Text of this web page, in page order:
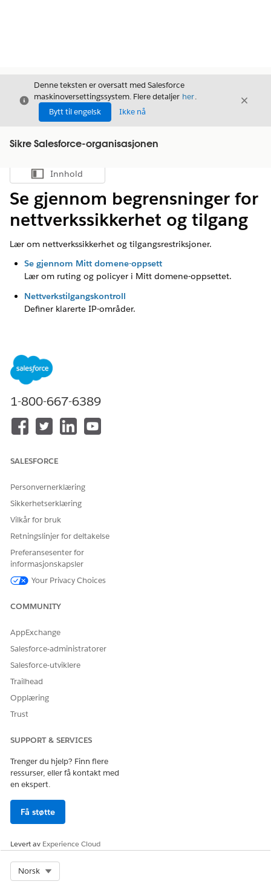
Avslutt
Denne teksten er oversatt med Salesforce
maskinoversettingssystem. Flere detaljer her.
Bytt til engelsk
Ikke nå
Avslutt
Sikre Salesforce-organisasjonen
Vis innholdsfortegnelse
Innhold
Se gjennom begrensninger for
nettverkssikkerhet og tilgang
Lær om nettverkssikkerhet og tilgangsrestriksjoner.
Se gjennom Mitt domene-oppsett
Lær om ruting og policyer i Mitt domene-oppsettet.
Nettverkstilgangskontroll
Definer klarerte IP-områder.
HJALP DENNE ARTIKKELEN MED Å LØSE PROBLEMET DITT?
1-800-667-6389
SALESFORCE
Personvernerklæring
Sikkerhetserklæring
Vilkår for bruk
Retningslinjer for deltakelse
Preferansesenter for
informasjonskapsler
Your Privacy Choices
COMMUNITY
AppExchange
Salesforce-administratorer
Salesforce-utviklere
Trailhead
Opplæring
Trust
SUPPORT & SERVICES
Trenger du hjelp? Finn flere
ressurser, eller få kontakt med
en ekspert.
Få støtte
Levert av Experience Cloud
Norsk